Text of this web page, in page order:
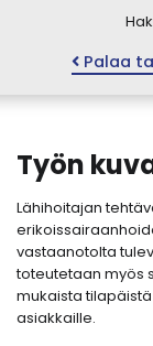
Palaa
Työn
Lähihoitajan
vastaanotolta
toteutetaan myös
mukaista
asiakkaille.